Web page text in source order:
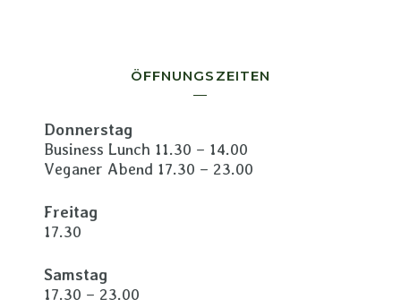
ÖFFNUNGSZEITEN
Donnerstag
Business Lunch 11.30 – 14.00
Veganer Abend 17.30 – 23.00
Freitag
17.30
Samstag
17.30 – 23.00